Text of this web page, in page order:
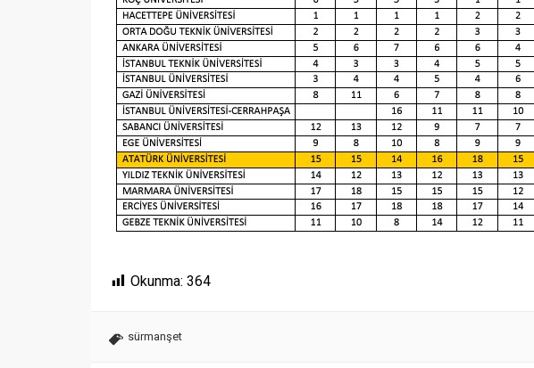
Okunma: 364
sürmanşet